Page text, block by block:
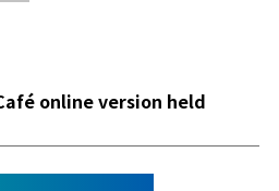
online version held